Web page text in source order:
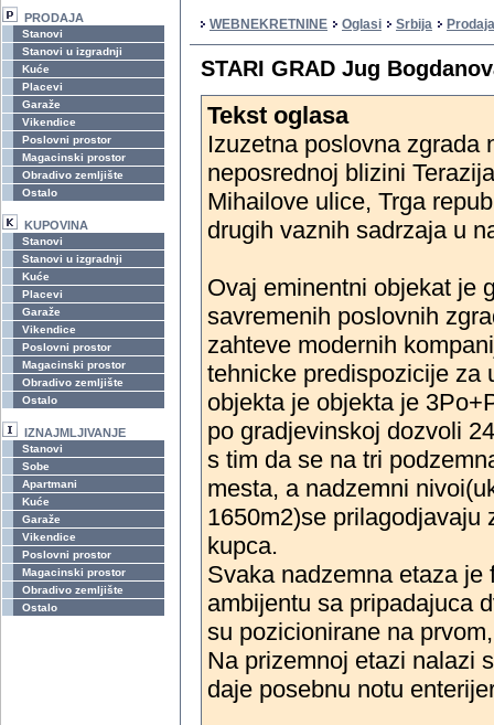
PRODAJA
Stanovi
Stanovi u izgradnji
Kuće
Placevi
Garaže
Vikendice
Poslovni prostor
Magacinski prostor
Obradivo zemljište
Ostalo
KUPOVINA
Stanovi
Stanovi u izgradnji
Kuće
Placevi
Garaže
Vikendice
Poslovni prostor
Magacinski prostor
Obradivo zemljište
Ostalo
IZNAJMLJIVANJE
Stanovi
Sobe
Apartmani
Kuće
Garaže
Vikendice
Poslovni prostor
Magacinski prostor
Obradivo zemljište
Ostalo
WEBNEKRETNINE Oglasi Srbija
STARI GRAD Jug
Tekst oglasa
Izuzetna poslovna zgrada
neposrednoj blizini
Mihailove ulice, Trga
drugih vaznih sadrzaja u
Ovaj eminentni objekat je
savremenih poslovnih
zahteve modernih
tehnicke predispozicije za
objekta je objekta je
po gradjevinskoj dozvoli
s tim da se na tri
mesta, a nadzemni
1650m2)se prilagodjavaju
kupca.
Svaka nadzemna etaza je
ambijentu sa pripadajuca
su pozicionirane na
Na prizemnoj etazi nalazi
daje posebnu notu